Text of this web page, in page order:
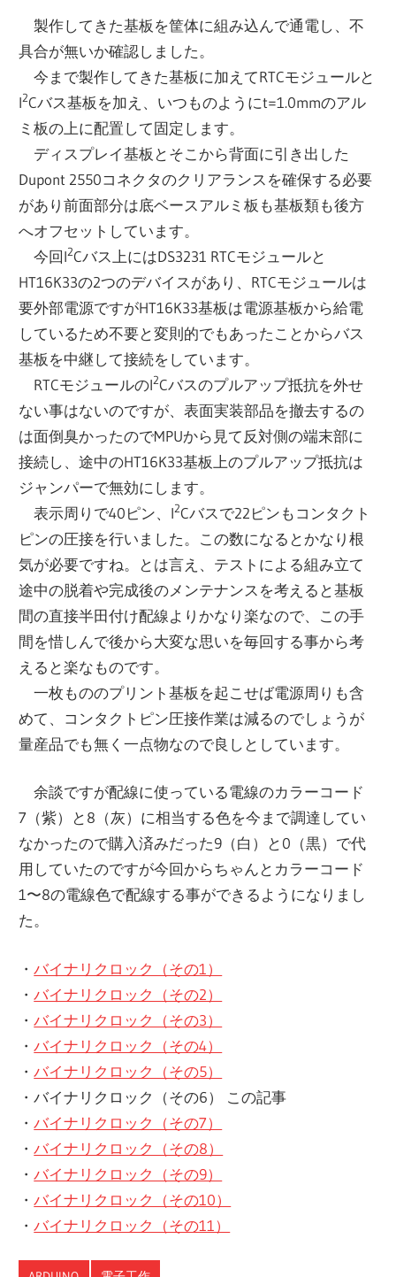
製作してきた基板を筐体に組み込んで通電し、不
具合が無いか確認しました。
今まで製作してきた基板に加えてRTCモジュールと
I2Cバス基板を加え、いつものようにt=1.0mmのアル
ミ板の上に配置して固定します。
ディスプレイ基板とそこから背面に引き出した
Dupont 2550コネクタのクリアランスを確保する必要
があり前面部分は底ベースアルミ板も基板類も後方
へオフセットしています。
今回I2Cバス上にはDS3231 RTCモジュールと
HT16K33の2つのデバイスがあり、RTCモジュールは
要外部電源ですがHT16K33基板は電源基板から給電
しているため不要と変則的でもあったことからバス
基板を中継して接続をしています。
RTCモジュールのI2Cバスのプルアップ抵抗を外せ
ない事はないのですが、表面実装部品を撤去するの
は面倒臭かったのでMPUから見て反対側の端末部に
接続し、途中のHT16K33基板上のプルアップ抵抗は
ジャンパーで無効にします。
表示周りで40ピン、I2Cバスで22ピンもコンタクト
ピンの圧接を行いました。この数になるとかなり根
気が必要ですね。とは言え、テストによる組み立て
途中の脱着や完成後のメンテナンスを考えると基板
間の直接半田付け配線よりかなり楽なので、この手
間を惜しんで後から大変な思いを毎回する事から考
えると楽なものです。
一枚もののプリント基板を起こせば電源周りも含
めて、コンタクトピン圧接作業は減るのでしょうが
量産品でも無く一点物なので良しとしています。
余談ですが配線に使っている電線のカラーコード
7（紫）と8（灰）に相当する色を今まで調達してい
なかったので購入済みだった9（白）と0（黒）で代
用していたのですが今回からちゃんとカラーコード
1〜8の電線色で配線する事ができるようになりまし
た。
・バイナリクロック（その1）
・バイナリクロック（その2）
・バイナリクロック（その3）
・バイナリクロック（その4）
・バイナリクロック（その5）
・バイナリクロック（その6） この記事
・バイナリクロック（その7）
・バイナリクロック（その8）
・バイナリクロック（その9）
・バイナリクロック（その10）
・バイナリクロック（その11）